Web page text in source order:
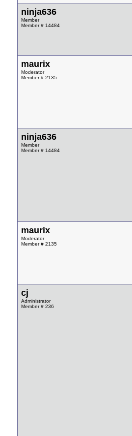
ninja636
Member
Member # 14484
maurix
Moderator
Member # 2135
ninja636
Member
Member # 14484
maurix
Moderator
Member # 2135
cj
Administrator
Member # 236